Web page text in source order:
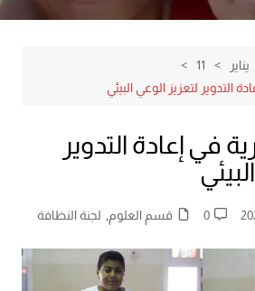
يناير
11
التدوير لتعزيز الوعي البيئي
في إعادة التدوير
0 قسم العلوم, لجنة النظافة